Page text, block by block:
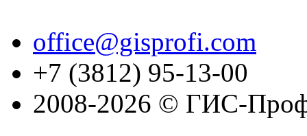
office@gisprofi.com
+7 (3812) 95-13-00
2008-2026 © ГИС-